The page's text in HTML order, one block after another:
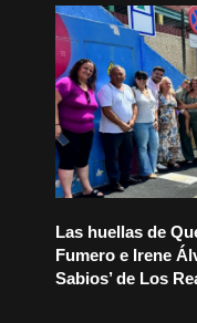
Las huellas de
Fumero e Irene
Sabios’ de Los